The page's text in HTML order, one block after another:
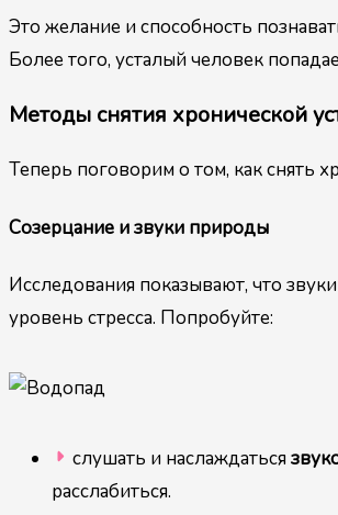
Это желание и способность
Более того, усталый человек
Методы снятия хронической
Теперь поговорим о том, как снять
Созерцание и звуки природы
Исследования показывают, что
уровень стресса. Попробуйте:
слушать и наслаждаться
расслабиться.